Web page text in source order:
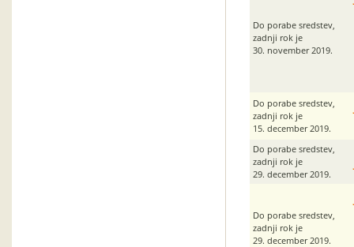
Do porabe sredstev,
zadnji rok je
30. november 2019.
Do porabe sredstev,
zadnji rok je
15. december 2019.
Do porabe sredstev,
zadnji rok je
29. december 2019.
Do porabe sredstev,
zadnji rok je
29. december 2019.